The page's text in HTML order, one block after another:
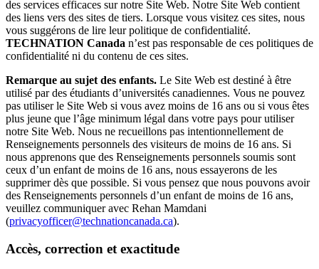
des services efficaces sur notre Site Web. Notre Site Web contient
des liens vers des sites de tiers. Lorsque vous visitez ces sites, nous
vous suggérons de lire leur politique de confidentialité.
TECHNATION Canada n’est pas responsable de ces politiques de
confidentialité ni du contenu de ces sites.
Remarque au sujet des enfants. Le Site Web est destiné à être
utilisé par des étudiants d’universités canadiennes. Vous ne pouvez
pas utiliser le Site Web si vous avez moins de 16 ans ou si vous êtes
plus jeune que l’âge minimum légal dans votre pays pour utiliser
notre Site Web. Nous ne recueillons pas intentionnellement de
Renseignements personnels des visiteurs de moins de 16 ans. Si
nous apprenons que des Renseignements personnels soumis sont
ceux d’un enfant de moins de 16 ans, nous essayerons de les
supprimer dès que possible. Si vous pensez que nous pouvons avoir
des Renseignements personnels d’un enfant de moins de 16 ans,
veuillez communiquer avec Rehan Mamdani
(privacyofficer@technationcanada.ca).
Accès, correction et exactitude